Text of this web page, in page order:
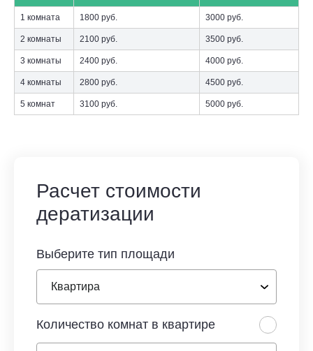
1 комната 1800 руб. 3000 руб.
2 комнаты 2100 руб. 3500 руб.
3 комнаты 2400 руб. 4000 руб.
4 комнаты 2800 руб. 4500 руб.
5 комнат 3100 руб. 5000 руб.
Расчет стоимости
дератизации
Выберите тип площади
Количество комнат в квартире